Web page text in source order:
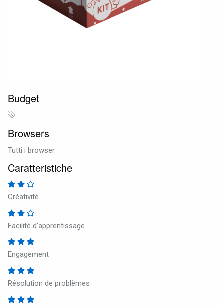
Budget
Browsers
Tutti i browser
Caratteristiche
Créativité
Facilité d’apprentissage
Engagement
Résolution de problèmes